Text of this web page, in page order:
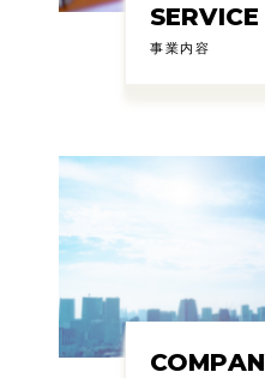
SERVICE
事業内容